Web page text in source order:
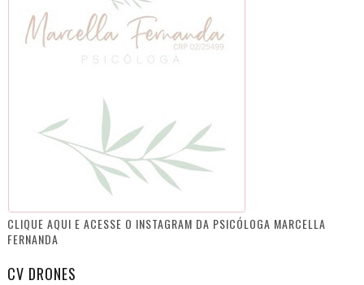
CLIQUE AQUI E ACESSE O INSTAGRAM DA PSICÓLOGA MARCELLA
FERNANDA
CV DRONES